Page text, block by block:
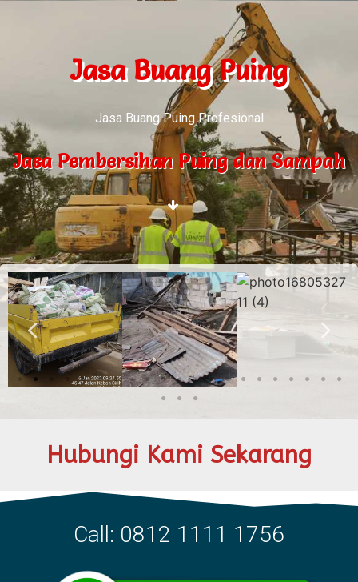
Jasa Buang Puing
Jasa Buang Puing Profesional
Jasa Pembersihan Puing dan Sampah
Hubungi Kami Sekarang
Call: 0812 1111 1756